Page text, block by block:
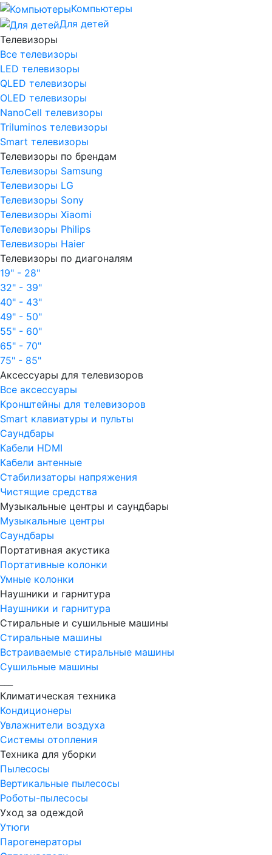
Компьютеры
Для детей
Телевизоры
Все телевизоры
LED телевизоры
QLED телевизоры
OLED телевизоры
NanoCell телевизоры
Triluminos телевизоры
Smart телевизоры
Телевизоры по брендам
Телевизоры Samsung
Телевизоры LG
Телевизоры Sony
Телевизоры Xiaomi
Телевизоры Philips
Телевизоры Haier
Телевизоры по диагоналям
19" - 28"
32" - 39"
40" - 43"
49" - 50"
55" - 60"
65" - 70"
75" - 85"
Аксессуары для телевизоров
Все аксессуары
Кронштейны для телевизоров
Smart клавиатуры и пульты
Саундбары
Кабели HDMI
Кабели антенные
Стабилизаторы напряжения
Чистящие средства
Музыкальные центры и саундбары
Музыкальные центры
Саундбары
Портативная акустика
Портативные колонки
Умные колонки
Наушники и гарнитура
Наушники и гарнитура
Стиральные и сушильные машины
Стиральные машины
Встраиваемые стиральные машины
Сушильные машины
Климатическая техника
Кондиционеры
Увлажнители воздуха
Системы отопления
Техника для уборки
Пылесосы
Вертикальные пылесосы
Роботы-пылесосы
Уход за одеждой
Утюги
Парогенераторы